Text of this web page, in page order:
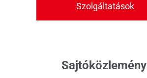
Szolgáltatások